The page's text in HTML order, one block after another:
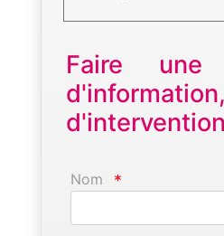
Faire une
Nom *